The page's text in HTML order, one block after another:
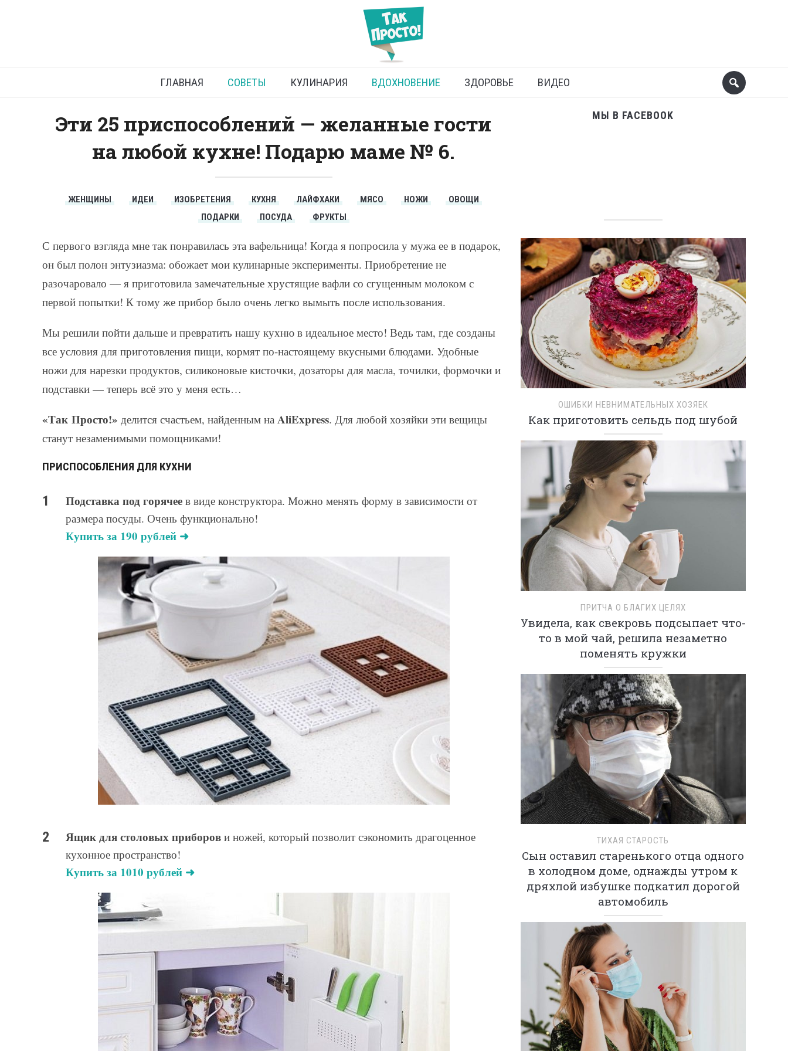
Приспособления для кухни
ГЛАВНАЯ СОВЕТЫ КУЛИНАРИЯ ВДОХНОВЕНИЕ ЗДОРОВЬЕ ВИДЕО
Эти 25 приспособлений — желанные гости
на любой кухне! Подарю маме № 6.
ЖЕНЩИНЫ ИДЕИ ИЗОБРЕТЕНИЯ КУХНЯ ЛАЙФХАКИ МЯСО НОЖИ
ОВОЩИ
ПОДАРКИ
ПОСУДА ФРУКТЫ
С первого взгляда мне так понравилась эта вафельница! Когда я попросила у мужа ее в подарок,
он был полон энтузиазма: обожает мои кулинарные эксперименты. Приобретение не
разочаровало — я приготовила замечательные хрустящие вафли со сгущенным молоком с
первой попытки! К тому же прибор было очень легко вымыть после использования.
Мы решили пойти дальше и превратить нашу кухню в идеальное место! Ведь там, где созданы
все условия для приготовления пищи, кормят по-настоящему вкусными блюдами. Удобные
ножи для нарезки продуктов, силиконовые кисточки, дозаторы для масла, точилки, формочки и
подставки — теперь всё это у меня есть…
«Так Просто!» делится счастьем, найденным на AliExpress. Для любой хозяйки эти вещицы
станут незаменимыми помощниками!
ПРИСПОСОБЛЕНИЯ ДЛЯ КУХНИ
Подставка под горячее в виде конструктора. Можно менять форму в зависимости от
размера посуды. Очень функционально!
Купить за 190 рублей ➜
Ящик для столовых приборов и ножей, который позволит сэкономить драгоценное
кухонное пространство!
Купить за 1010 рублей ➜
МЫ В FACEBOOK
ОШИБКИ НЕВНИМАТЕЛЬНЫХ ХОЗЯЕК
Как приготовить сельдь под шубой
ПРИТЧА О БЛАГИХ ЦЕЛЯХ
Увидела, как свекровь подсыпает что-
то в мой чай, решила незаметно
поменять кружки
ТИХАЯ СТАРОСТЬ
Сын оставил старенького отца одного
в холодном доме, однажды утром к
дряхлой избушке подкатил дорогой
автомобиль